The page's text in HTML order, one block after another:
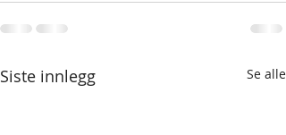
Siste innlegg Se alle